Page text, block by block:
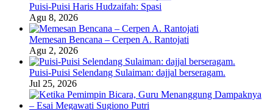
Puisi-Puisi Haris Hudzaifah: Spasi
Agu 8, 2026
Memesan Bencana – Cerpen A. Rantojati
Agu 2, 2026
Puisi-Puisi Selendang Sulaiman: dajjal berseragam.
Jul 25, 2026